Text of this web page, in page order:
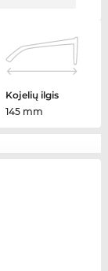
Kojelių ilgis
145 mm